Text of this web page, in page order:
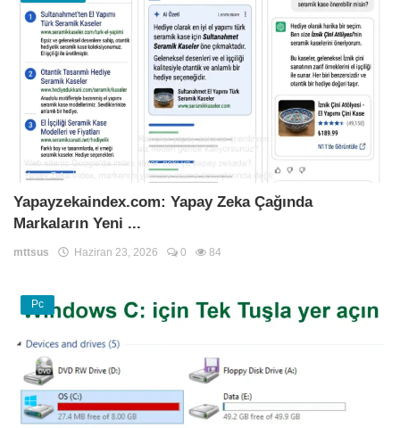
Yapayzekaindex.com: Yapay Zeka Çağında
Markaların Yeni ...
mttsus Haziran 23, 2026 0 84
Pc